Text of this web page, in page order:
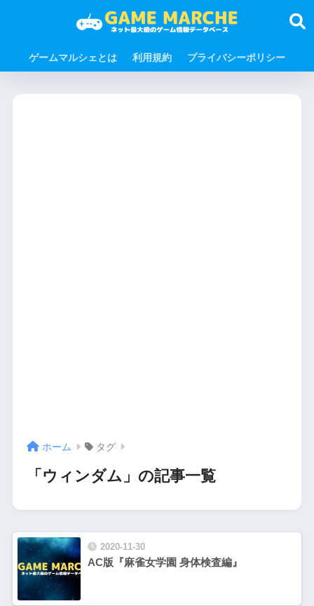
ゲームマルシェとは 利用規約 プライバシーポリシー
ホーム タグ
「ウィンダム」の記事一覧
2020-11-30
AC版『麻雀女学園 身体検査編』